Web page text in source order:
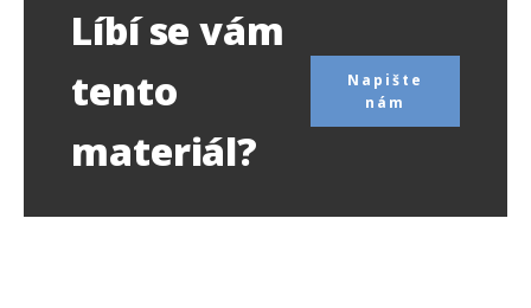
Líbí se vám
tento
materiál?
Napište
nám